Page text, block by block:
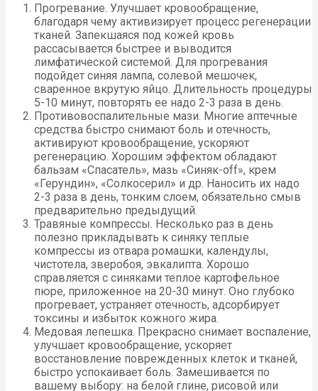
Прогревание. Улучшает кровообращение,
благодаря чему активизирует процесс регенерации
тканей. Запекшаяся под кожей кровь
рассасывается быстрее и выводится
лимфатической системой. Для прогревания
подойдет синяя лампа, солевой мешочек,
сваренное вкрутую яйцо. Длительность процедуры
5-10 минут, повторять ее надо 2-3 раза в день.
Противовоспалительные мази. Многие аптечные
средства быстро снимают боль и отечность,
активируют кровообращение, ускоряют
регенерацию. Хорошим эффектом обладают
бальзам «Спасатель», мазь «Синяк-off», крем
«Герундин», «Солкосерил» и др. Наносить их надо
2-3 раза в день, тонким слоем, обязательно смыв
предварительно предыдущий.
Травяные компрессы. Несколько раз в день
полезно прикладывать к синяку теплые
компрессы из отвара ромашки, календулы,
чистотела, зверобоя, эвкалипта. Хорошо
справляется с синяками теплое картофельное
пюре, приложенное на 20-30 минут. Оно глубоко
прогревает, устраняет отечность, адсорбирует
токсины и избыток кожного жира.
Медовая лепешка. Прекрасно снимает воспаление,
улучшает кровообращение, ускоряет
восстановление поврежденных клеток и тканей,
быстро успокаивает боль. Замешивается по
вашему выбору: на белой глине, рисовой или